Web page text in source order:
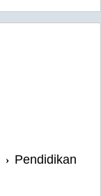
› Pendidikan